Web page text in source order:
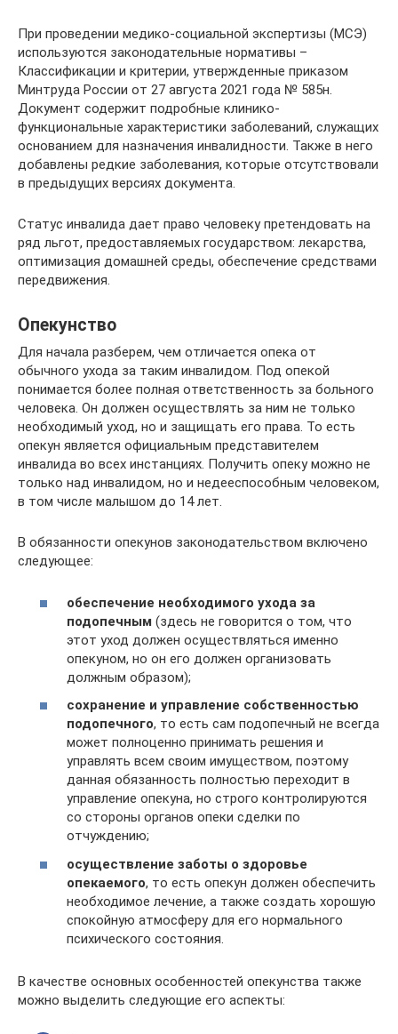
При проведении медико-социальной экспертизы (МСЭ)
используются законодательные нормативы –
Классификации и критерии, утвержденные приказом
Минтруда России от 27 августа 2021 года № 585н.
Документ содержит подробные клинико-
функциональные характеристики заболеваний, служащих
основанием для назначения инвалидности. Также в него
добавлены редкие заболевания, которые отсутствовали
в предыдущих версиях документа.
Статус инвалида дает право человеку претендовать на
ряд льгот, предоставляемых государством: лекарства,
оптимизация домашней среды, обеспечение средствами
передвижения.
Опекунство
Для начала разберем, чем отличается опека от
обычного ухода за таким инвалидом. Под опекой
понимается более полная ответственность за больного
человека. Он должен осуществлять за ним не только
необходимый уход, но и защищать его права. То есть
опекун является официальным представителем
инвалида во всех инстанциях. Получить опеку можно не
только над инвалидом, но и недееспособным человеком,
в том числе малышом до 14 лет.
В обязанности опекунов законодательством включено
следующее:
обеспечение необходимого ухода за
подопечным (здесь не говорится о том, что
этот уход должен осуществляться именно
опекуном, но он его должен организовать
должным образом);
сохранение и управление собственностью
подопечного, то есть сам подопечный не всегда
может полноценно принимать решения и
управлять всем своим имуществом, поэтому
данная обязанность полностью переходит в
управление опекуна, но строго контролируются
со стороны органов опеки сделки по
отчуждению;
осуществление заботы о здоровье
опекаемого, то есть опекун должен обеспечить
необходимое лечение, а также создать хорошую
спокойную атмосферу для его нормального
психического состояния.
В качестве основных особенностей опекунства также
можно выделить следующие его аспекты: